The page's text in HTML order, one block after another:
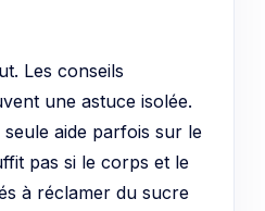
Les conseils
une astuce isolée.
aide parfois sur le
pas si le corps et le
à réclamer du sucre